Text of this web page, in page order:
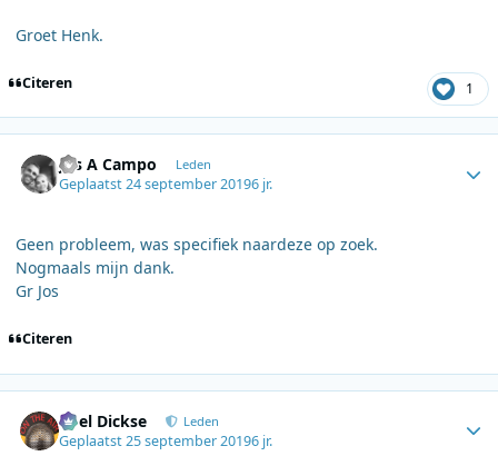
Groet Henk.
Citeren 1
Jos A Campo Leden
Geplaatst24 september 20196 jr.
Geen probleem, was specifiek naardeze op zoek.
Nogmaals mijn dank.
Gr Jos
Citeren
Roel Dickse Leden
Geplaatst25 september 20196 jr.